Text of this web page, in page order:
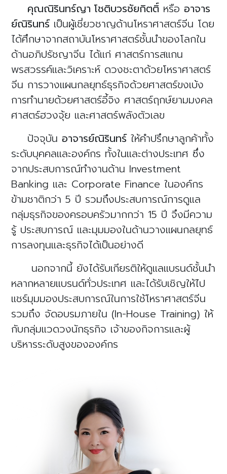
คุณณิรินทร์ญา โชติบวรชัยกิตติ์ หรือ อาจาร
ย์ณิรินทร์เป็นผู้เชี่ยวชาญด้านโหราศาสตร์จีน โดย
ได้ศึกษาจากสถาบันโหราศาสตร์ชั้นนำของโลกใน
ด้านอภิปรัชญาจีน ได้แก่ ศาสตร์การสแกน
พรสวรรค์และวิเคราะห์ ดวงชะตาด้วยโหราศาสตร์
จีน การวางแผนกลยุทธ์ธุรกิจด้วยศาสตร์ขงเบ้ง
การทำนายด้วยศาสตร์อี้จิง ศาสตร์ฤกษ์ยามมงคล
ศาสตร์ฮวงจุ้ย และศาสตร์พลังตัวเลข
ปัจจุบัน อาจารย์ณิรินทร์ให้คำปรึกษาลูกค้าทั้ง
ระดับบุคคลและองค์กร ทั้งในและต่างประเทศ ซึ่ง
จากประสบการณ์ทำงานด้าน Investment
Banking และ Corporate Finance ในองค์กร
ข้ามชาติกว่า 5 ปี รวมถึงประสบการณ์การดูแล
กลุ่มธุรกิจของครอบครัวมากกว่า 15 ปี จึงมีความ
รู้ ประสบการณ์ และมุมมองในด้านวางแผนกลยุทธ์
การลงทุนและธุรกิจได้เป็นอย่างดี
นอกจากนี้ ยังได้รับเกียรติให้ดูแลแบรนด์ชั้นนำ
หลากหลายแบรนด์ทั่วประเทศ และได้รับเชิญให้ไป
แชร์มุมมองประสบการณ์ในการใช้โหราศาสตร์จีน
รวมถึง จัดอบรมภายใน (In-House Training) ให้
กับกลุ่มแวดวงนักธุรกิจ เจ้าของกิจการและผู้
บริหารระดับสูงขององค์กร